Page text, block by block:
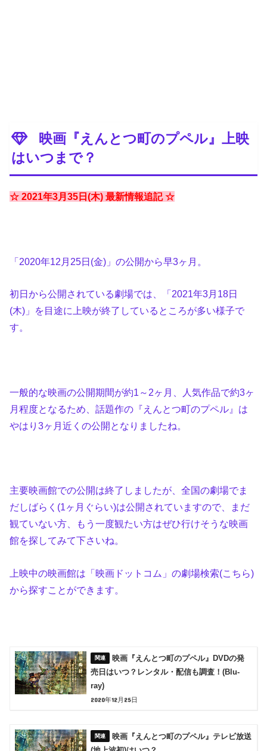
映画『えんとつ町のプペル』上映
はいつまで？
☆ 2021年3月35日(木) 最新情報追記 ☆
「2020年12月25日(金)」の公開から早3ヶ月。
初日から公開されている劇場では、「2021年3月18日
(木)」を目途に上映が終了しているところが多い様子で
す。
一般的な映画の公開期間が約1～2ヶ月、人気作品で約3ヶ
月程度となるため、話題作の『えんとつ町のプペル』は
やはり3ヶ月近くの公開となりましたね。
主要映画館での公開は終了しましたが、全国の劇場でま
だしばらく(1ヶ月ぐらい)は公開されていますので、まだ
観ていない方、もう一度観たい方はぜひ行けそうな映画
館を探してみて下さいね。
上映中の映画館は「映画ドットコム」の劇場検索(こちら)
から探すことができます。
映画『えんとつ町のプペル』DVDの発
売日はいつ？レンタル・配信も調査！(Blu-
ray)
2020年12月25日
映画『えんとつ町のプペル』テレビ放送